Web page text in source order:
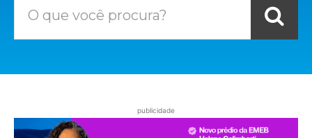
O que você procura?
publicidade